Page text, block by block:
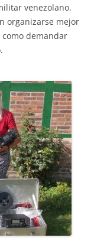
venezolano.
organizarse mejor
demandar